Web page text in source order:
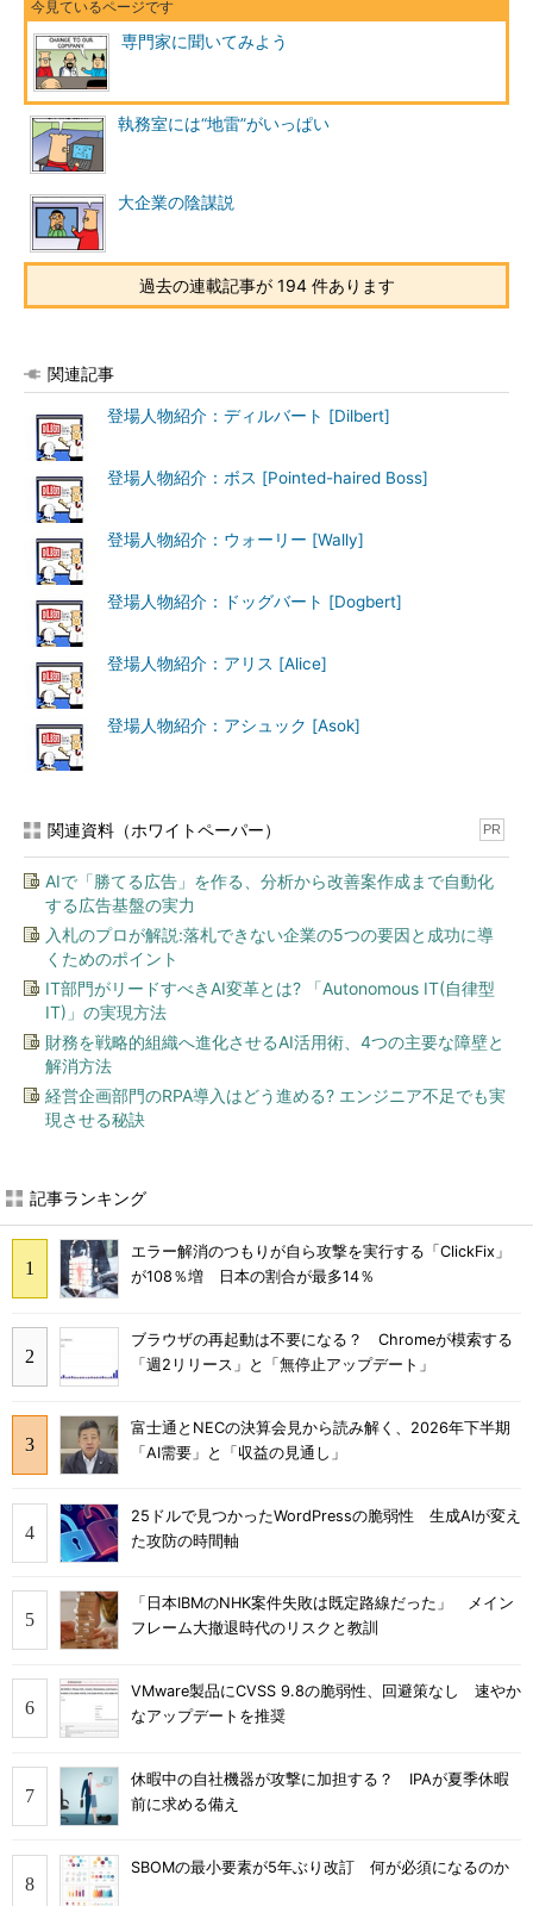
専門家に聞いてみよう
執務室には“地雷”がいっぱい
大企業の陰謀説
過去の連載記事が 194 件あります
関連記事
登場人物紹介：ディルバート [Dilbert]
登場人物紹介：ボス [Pointed-haired Boss]
登場人物紹介：ウォーリー [Wally]
登場人物紹介：ドッグバート [Dogbert]
登場人物紹介：アリス [Alice]
登場人物紹介：アシュック [Asok]
関連資料（ホワイトペーパー） PR
AIで「勝てる広告」を作る、分析から改善案作成まで自動化
する広告基盤の実力
入札のプロが解説:落札できない企業の5つの要因と成功に導
くためのポイント
IT部門がリードすべきAI変革とは? 「Autonomous IT(自律型
IT)」の実現方法
財務を戦略的組織へ進化させるAI活用術、4つの主要な障壁と
解消方法
経営企画部門のRPA導入はどう進める? エンジニア不足でも実
現させる秘訣
記事ランキング
エラー解消のつもりが自ら攻撃を実行する「ClickFix」
が108％増 日本の割合が最多14％
ブラウザの再起動は不要になる？ Chromeが模索する
「週2リリース」と「無停止アップデート」
富士通とNECの決算会見から読み解く、2026年下半期
「AI需要」と「収益の見通し」
25ドルで見つかったWordPressの脆弱性 生成AIが変え
た攻防の時間軸
「日本IBMのNHK案件失敗は既定路線だった」 メイン
フレーム大撤退時代のリスクと教訓
VMware製品にCVSS 9.8の脆弱性、回避策なし 速やか
なアップデートを推奨
休暇中の自社機器が攻撃に加担する？ IPAが夏季休暇
前に求める備え
SBOMの最小要素が5年ぶり改訂 何が必須になるのか